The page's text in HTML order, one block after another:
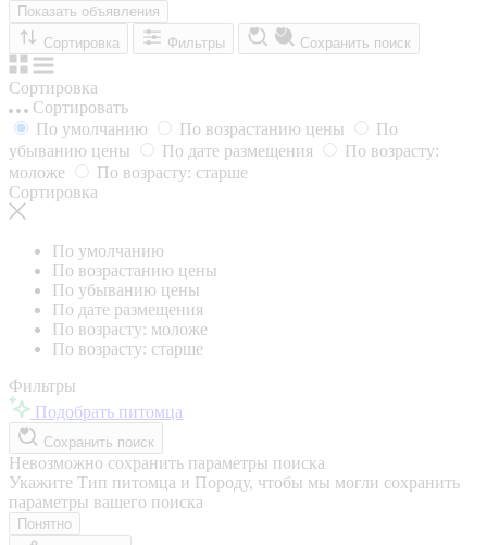
Показать объявления
Сортировка
Фильтры Сохранить поиск
Сортировка
Сортировать
По умолчанию
По возрастанию цены
По
убыванию цены
По дате размещения
По возрасту:
моложе
По возрасту: старше
Сортировка
По умолчанию
По возрастанию цены
По убыванию цены
По дате размещения
По возрасту: моложе
По возрасту: старше
Фильтры
Подобрать питомца
Сохранить поиск
Невозможно сохранить параметры поиска
Укажите Тип питомца и Породу, чтобы мы могли сохранить
параметры вашего поиска
Понятно